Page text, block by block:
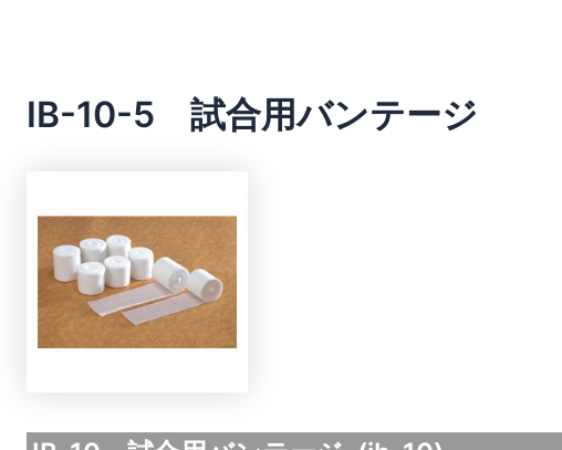
IB-10-5 試合用バンテージ